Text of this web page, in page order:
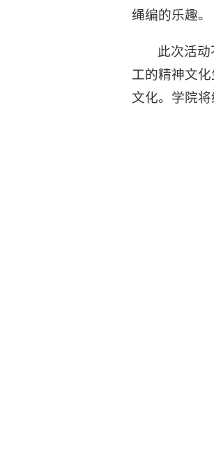
绳编的乐趣。
此次活
工的精神文
文化。学院